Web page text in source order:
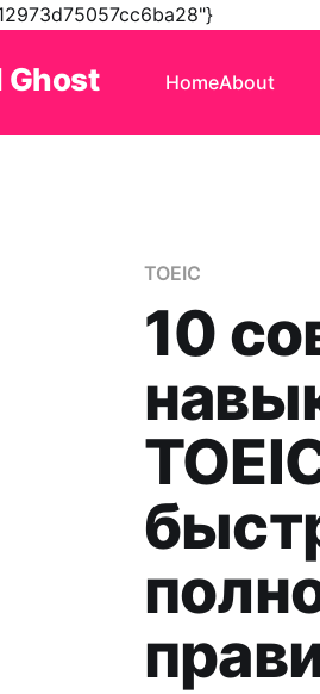
Ghost HomeAbout
TOEIC
10